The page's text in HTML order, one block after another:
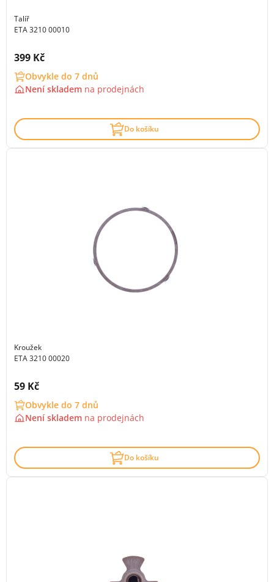
Talíř
ETA 3210 00010
Cena s DPH:
399 Kč
Obvykle do 7 dnů
Není skladem na prodejnách
Do košíku
Kroužek
ETA 3210 00020
Cena s DPH:
59 Kč
Obvykle do 7 dnů
Není skladem na prodejnách
Do košíku